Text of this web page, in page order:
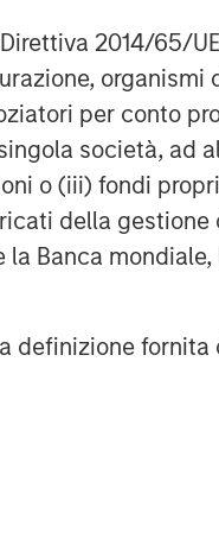
2014/65/
per conto
società, ad
o (iii) fondi
della
mondiale,
definizione